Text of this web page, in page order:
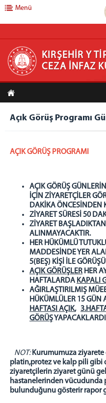
KIRŞEHİR Y TİPİ KAPALI
ANASAYFA
KURUMUMUZ
Vizyon
Misyon
BİRİMLERİMİZ
Emanet Eşya Birimi
Teknik Birim
Eğitim Birimi
Psiko-Sosyal Yardım Servisi
İnfaz Birimi
Personel Birimi
Genel Bütçe
Mektup Okuma Birimi
Sağlık Birimi
ATÖLYELERİMİZ
Terzihane Atölyesi
Kantin
GÖRÜŞ GÜNLERİ
Telefon Görüş Günleri
Menü
KIRŞEHİR Y
CEZA İNFAZ
Açık Görüş Programı
AÇIK GÖRÜŞ PROGRAMI
AÇIK GÖRÜŞ
İÇİN ZİYARETÇİLER
DAKİKA ÖNCESİNDEN
ZİYARET SÜRESİ 50
ZİYARET
ALINMAYACAKTIR.
HER HÜKÜMLÜ
MADDESİNDE YER
5(BEŞ) KİŞİ İLE
AÇIK GÖRÜŞLER HER
HAFTALARDA KAPALI
AĞIRLAŞTIRILMIŞ
HÜKÜMLÜLER 15 GÜN
HAFTASI AÇIK,
GÖRÜŞ
NOT: Kurumumuza
platin,protez ve kalp pili gibi
ziyaretçilerin ziyaret günü
hastanelerinden vücudunda
bulunduğunu gösterir rapor